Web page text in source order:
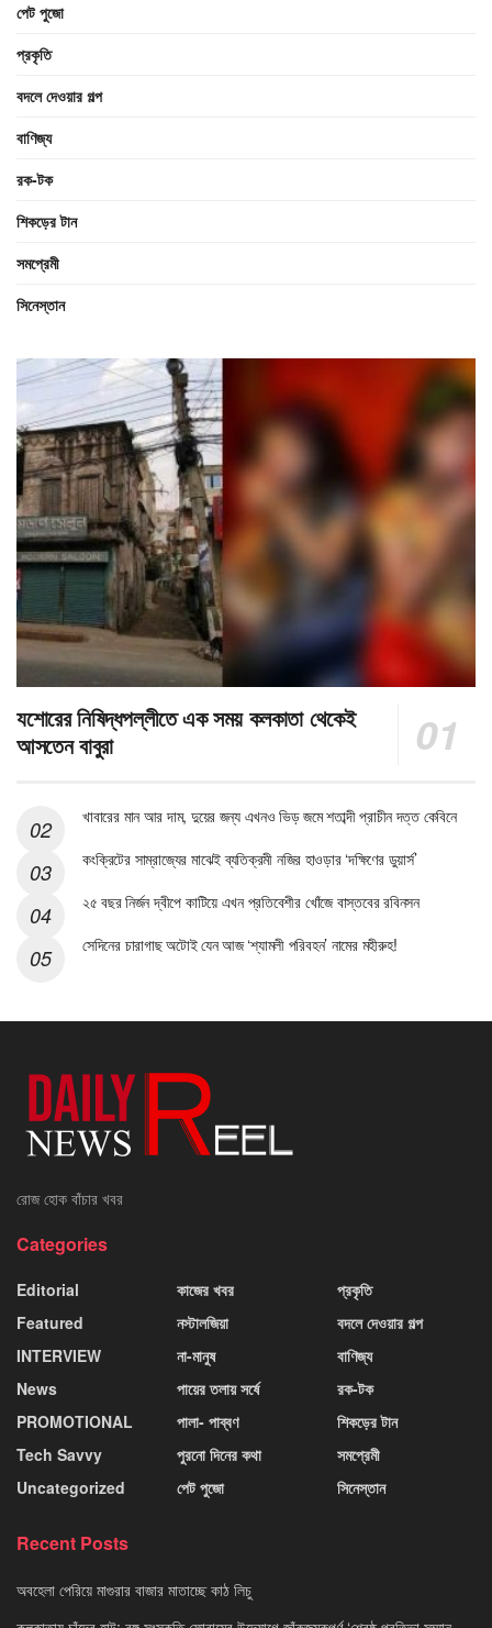
পেট পুজো
প্রকৃতি
বদলে দেওয়ার গল্প
বাণিজ্য
রক-টক
শিকড়ের টান
সমপ্রেমী
সিনেস্তান
যশোরের নিষিদ্ধপল্লীতে এক সময় কলকাতা থেকেই
আসতেন বাবুরা
খাবারের মান আর দাম, দুয়ের জন্য এখনও ভিড় জমে শতাব্দী প্রাচীন দত্ত কেবিনে
কংক্রিটের সাম্রাজ্যের মাঝেই ব্যতিক্রমী নজির হাওড়ার ‘দক্ষিণের ডুয়ার্স’
২৫ বছর নির্জন দ্বীপে কাটিয়ে এখন প্রতিবেশীর খোঁজে বাস্তবের রবিনসন
সেদিনের চারাগাছ অটোই যেন আজ ‘শ্যামলী পরিবহন’ নামের মহীরুহ!
রোজ হোক বাঁচার খবর
Categories
Editorial
Featured
INTERVIEW
News
PROMOTIONAL
Tech Savvy
Uncategorized
কাজের খবর
নস্টালজিয়া
না-মানুষ
পায়ের তলায় সর্ষে
পালা- পাব্বণ
পুরনো দিনের কথা
পেট পুজো
প্রকৃতি
বদলে দেওয়ার গল্প
বাণিজ্য
রক-টক
শিকড়ের টান
সমপ্রেমী
সিনেস্তান
Recent Posts
অবহেলা পেরিয়ে মাগুরার বাজার মাতাচ্ছে কাঠ লিচু